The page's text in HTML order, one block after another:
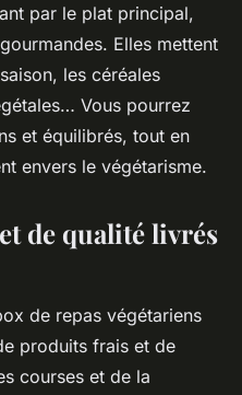
par le plat principal,
Elles mettent
les céréales
Vous pourrez
et équilibrés, tout en
envers le végétarisme.
de qualité livrés
de repas végétariens
produits frais et de
courses et de la